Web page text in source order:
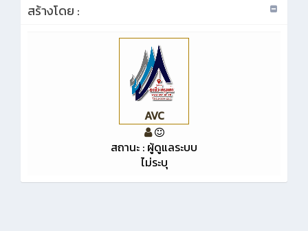
สร้างโดย :
AVC
สถานะ : ผู้ดูแลระบบ
ไม่ระบุ